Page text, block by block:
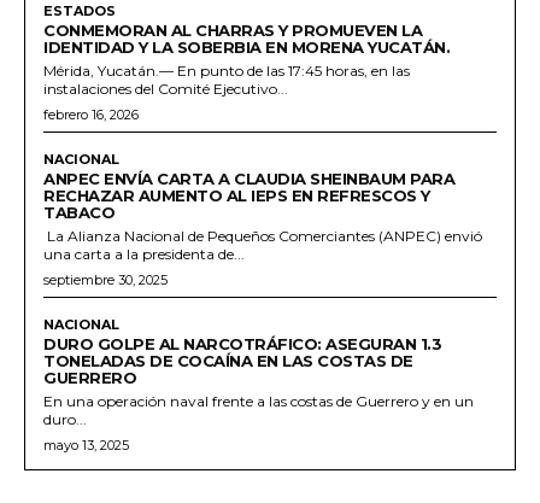
ESTADOS
CONMEMORAN AL CHARRAS Y PROMUEVEN LA
IDENTIDAD Y LA SOBERBIA EN MORENA YUCATÁN.
Mérida, Yucatán.— En punto de las 17:45 horas, en las
instalaciones del Comité Ejecutivo...
febrero 16, 2026
NACIONAL
ANPEC ENVÍA CARTA A CLAUDIA SHEINBAUM PARA
RECHAZAR AUMENTO AL IEPS EN REFRESCOS Y
TABACO
La Alianza Nacional de Pequeños Comerciantes (ANPEC) envió
una carta a la presidenta de...
septiembre 30, 2025
NACIONAL
DURO GOLPE AL NARCOTRÁFICO: ASEGURAN 1.3
TONELADAS DE COCAÍNA EN LAS COSTAS DE
GUERRERO
En una operación naval frente a las costas de Guerrero y en un
duro...
mayo 13, 2025